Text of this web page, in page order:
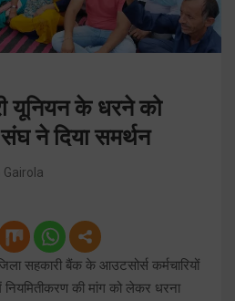
यूनियन के धरने को
ने दिया समर्थन
Gairola
सहकारी बैंक के आउटसोर्स कर्मचारियों
की मांग को लेकर धरना